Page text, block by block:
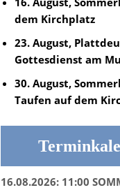
dem Kirchplatz
23. August,
Gottesdienst am
30. August,
Taufen auf dem
16.08.2026: 11:00